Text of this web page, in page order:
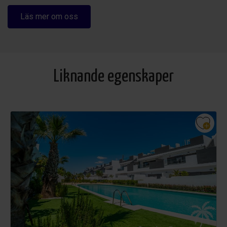
Läs mer om oss
Liknande egenskaper